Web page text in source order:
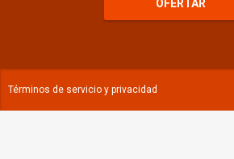
OFERTAR
Términos de servicio y privacidad